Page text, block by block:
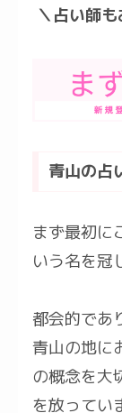
＼占い師
青山の占
まず最初に
いう名を冠
都会的であ
青山の地に
の概念を大
を放ってい